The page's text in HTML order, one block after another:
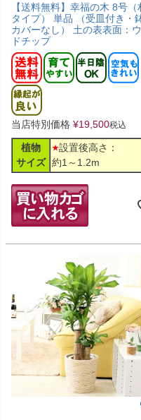
【送料無料】幸福の木 8号（
タイプ） 単品 （受皿付き・
カバーなし） 土の表表面：
ドチップ
当店特別価格 ¥19,500税込
植物
サイズ
設置後高さ：
約1～1.2m